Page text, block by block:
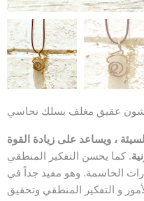
عقيق مغلف بسلك نحاسي
، ويساعد على زيادة القوة
. كما يحسن التفكير المنطقي
الحاسمة. وهو مفيد جداً في
و التفكير المنطقي وتحقيق